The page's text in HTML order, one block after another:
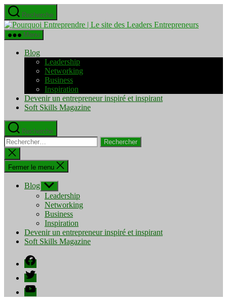
Aller
au
contenu
Recherche
Pourquoi
Menu
Blog
Leadership
Networking
Business
Inspiration
Devenir un entrepreneur inspiré et inspirant
Soft Skills Magazine
Recherche
Rechercher :
Fermer
la
recherche
Fermer le menu
Blog Afficher
le
sous-
menu
Leadership
Networking
Business
Inspiration
Devenir un entrepreneur inspiré et inspirant
Soft Skills Magazine
Facebook
Twitter
YouTube